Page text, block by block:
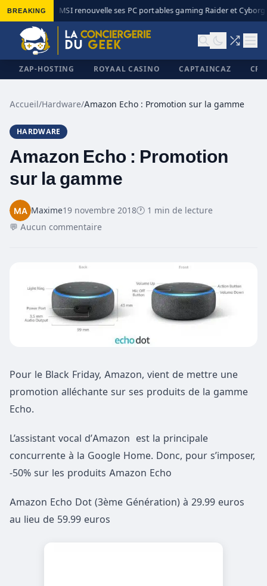
BREAKING MSI renouvelle ses PC portables gaming Raider et Cyborg
ZAP-HOSTING ROYAAL CASINO CAPTAINCAZ
Accueil/Hardware/Amazon Echo : Promotion sur la gamme
HARDWARE
Amazon Echo : Promotion
sur la gamme
Maxime19 novembre 2018🕐 1 min de lecture
💬 Aucun commentaire
Pour le Black Friday, Amazon, vient de mettre une
promotion alléchante sur ses produits de la gamme
Echo.
L’assistant vocal d’Amazon est la principale
concurrente à la Google Home. Donc, pour s’imposer,
-50% sur les produits Amazon Echo
Amazon Echo Dot (3ème Génération) à 29.99 euros
au lieu de 59.99 euros